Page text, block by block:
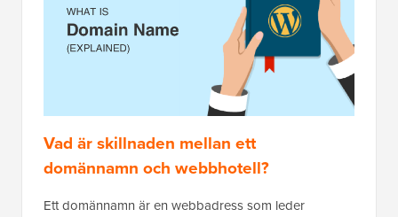
Vad är skillnaden mellan ett
domännamn och webbhotell?
Ett domännamn är en webbadress som leder